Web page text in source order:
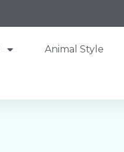
Animal Style